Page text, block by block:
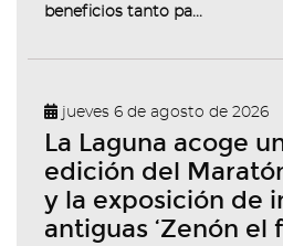
beneficios tanto pa...
jueves 6 de agosto de 2026
La Laguna acoge
edición del
y la exposición de
antiguas ‘Zenón el